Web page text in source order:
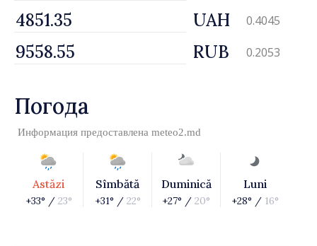
UAH 0.4045
RUB 0.2053
Погода
Информация предоставлена meteo2.md
Astăzi
+33° / 23°
Sîmbătă
+31° / 22°
Duminică
+27° / 20°
Luni
+28° / 16°